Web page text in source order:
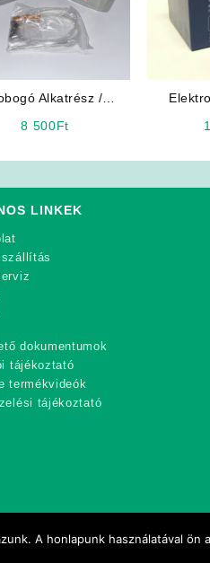
Alkatrész /
8 500Ft
LINKEK
dokumentumok
tájékoztató
termékvideók
tájékoztató
Kft.
A honlapunk használatával ön